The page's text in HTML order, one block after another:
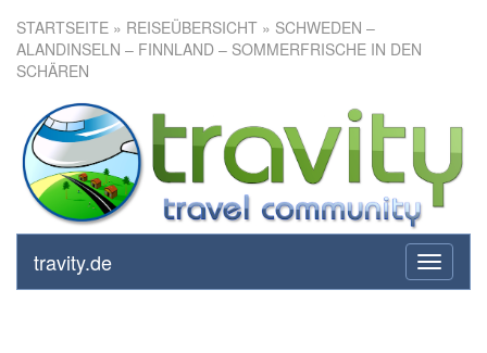
STARTSEITE » REISEÜBERSICHT » SCHWEDEN –
ALANDINSELN – FINNLAND – SOMMERFRISCHE IN DEN
SCHÄREN
toggle
travity.de
Schweden – Alandinseln –
Finnland – Sommerfrische in
den Schären